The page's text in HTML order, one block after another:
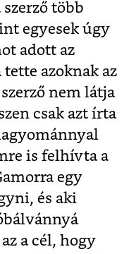
több
egyesek úgy
adott az
azoknak az
nem látja
csak azt írta
is felhívta a
egy
és aki
a cél, hogy